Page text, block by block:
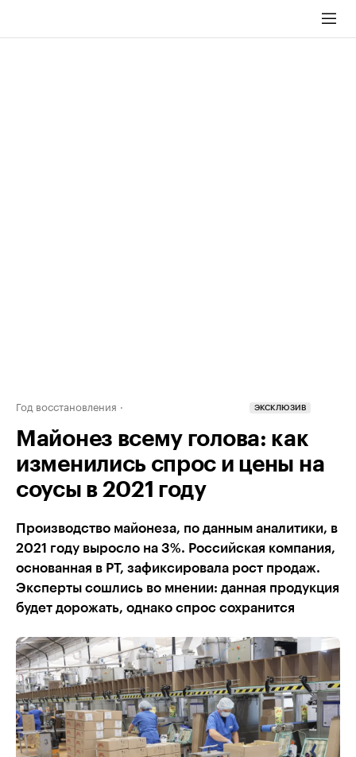
Год восстановления ЭКСКЛЮЗИВ
Майонез всему голова: как
изменились спрос и цены на
соусы в 2021 году
Производство майонеза, по данным аналитики, в
2021 году выросло на 3%. Российская компания,
основанная в РТ, зафиксировала рост продаж.
Эксперты сошлись во мнении: данная продукция
будет дорожать, однако спрос сохранится